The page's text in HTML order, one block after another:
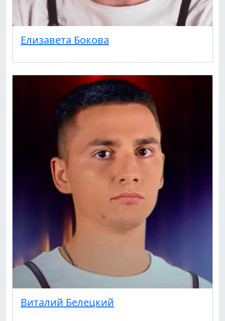
Елизавета Бокова
Виталий Белецкий